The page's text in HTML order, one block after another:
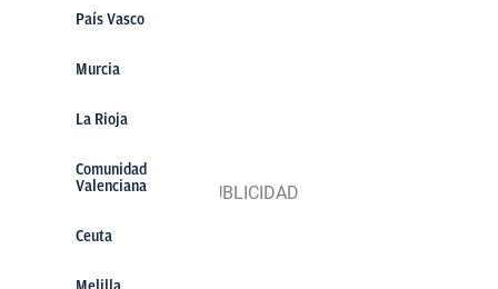
País Vasco
Murcia
La Rioja
Comunidad
Valenciana
Ceuta